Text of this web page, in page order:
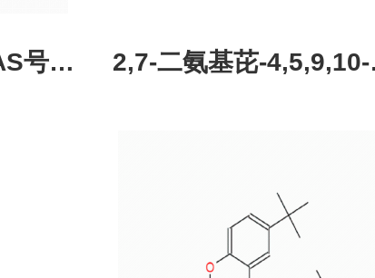
2,7-二氨基芘-4,5,9,10-
现货促销，可分装，高
研究所 先发后付